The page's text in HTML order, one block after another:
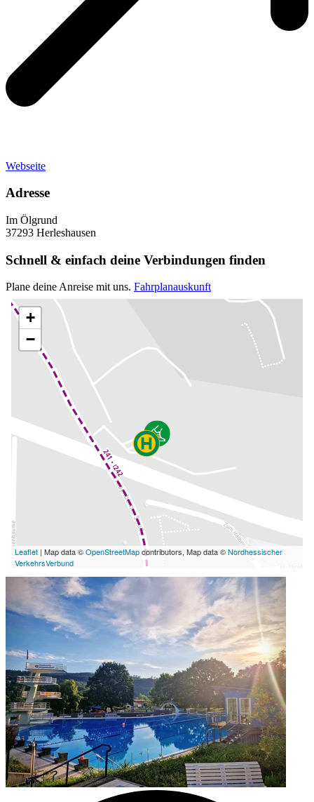
Webseite
Adresse
Im Ölgrund
37293 Herleshausen
Schnell & einfach deine Verbindungen finden
Plane deine Anreise mit uns. Fahrplanauskunft